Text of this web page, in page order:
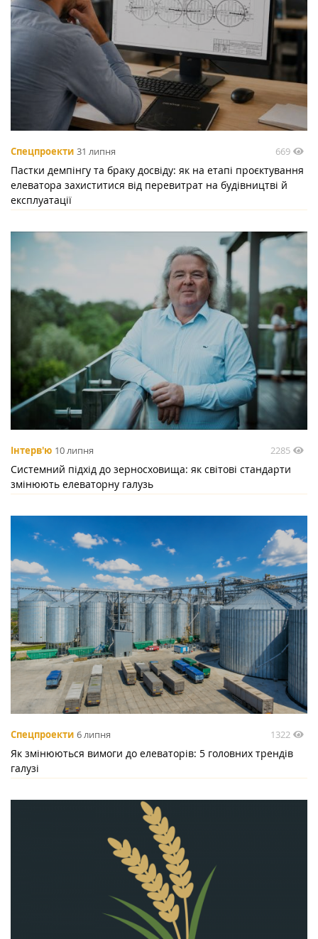
Спецпроекти 31 липня 669
Пастки демпінгу та браку досвіду: як на етапі проєктування
елеватора захиститися від перевитрат на будівництві й
експлуатації
Інтерв'ю 10 липня 2285
Системний підхід до зерносховища: як світові стандарти
змінюють елеваторну галузь
Спецпроекти 6 липня 1322
Як змінюються вимоги до елеваторів: 5 головних трендів
галузі